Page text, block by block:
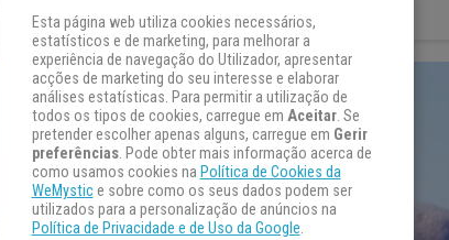
Esta página web utiliza cookies necessários,
estatísticos e de marketing, para melhorar a
experiência de navegação do Utilizador, apresentar
acções de marketing do seu interesse e elaborar
análises estatísticas. Para permitir a utilização de
todos os tipos de cookies, carregue em Aceitar. Se
pretender escolher apenas alguns, carregue em Gerir
preferências. Pode obter mais informação acerca de
como usamos cookies na Política de Cookies da
WeMystice sobre como os seus dados podem ser
utilizados para a personalização de anúncios na
Política de Privacidade e de Uso da Google.